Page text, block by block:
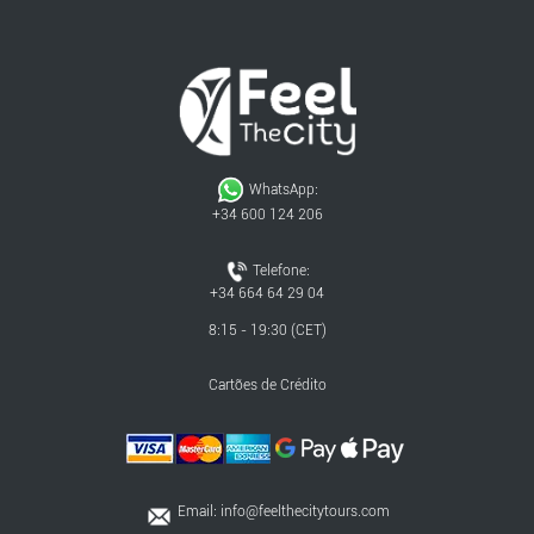
WhatsApp:
+34 600 124 206
Telefone:
+34 664 64 29 04
8:15 - 19:30 (CET)
Cartões de Crédito
Email: info@feelthecitytours.com